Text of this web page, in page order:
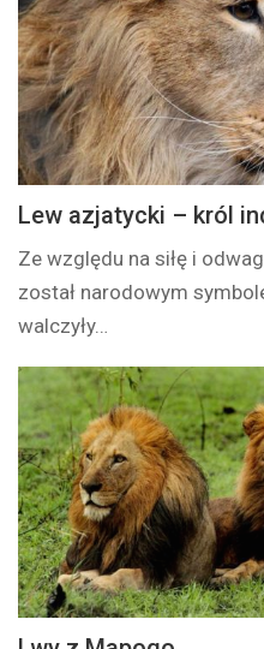
Lew azjatycki – król
Ze względu na siłę i
został narodowym
walczyły…